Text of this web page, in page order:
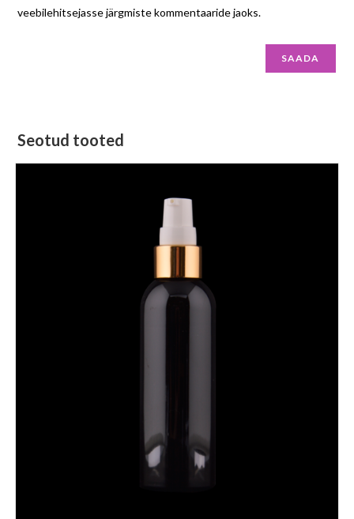
veebilehitsejasse järgmiste kommentaaride jaoks.
Seotud tooted